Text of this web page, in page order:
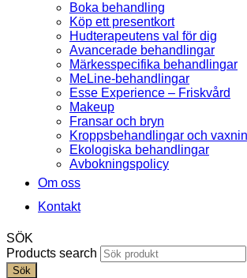
Boka behandling
Köp ett presentkort
Hudterapeutens val för dig
Avancerade behandlingar
Märkesspecifika behandlingar
MeLine-behandlingar
Esse Experience – Friskvård
Makeup
Fransar och bryn
Kroppsbehandlingar och
Ekologiska behandlingar
Avbokningspolicy
Om oss
Kontakt
SÖK
Products search
Sök